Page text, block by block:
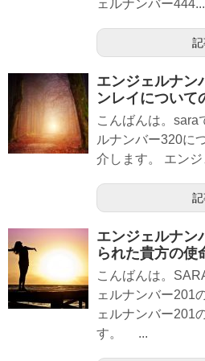
ェルナンバー444...
エンジェルナン
ンレイについて
こんばんは。sara
ルナンバー320に
介します。 エン
エンジェルナ
られた貴方の使
こんばんは。
ェルナンバー201
ェルナンバー201
す。 ...